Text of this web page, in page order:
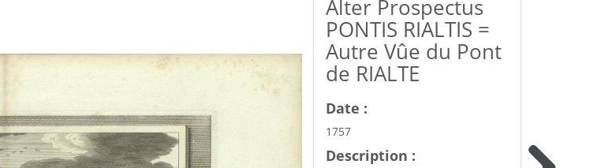
Alter Prospectus
PONTIS RIALTIS =
Autre Vûe du Pont
de RIALTE
Date :
1757
Description :